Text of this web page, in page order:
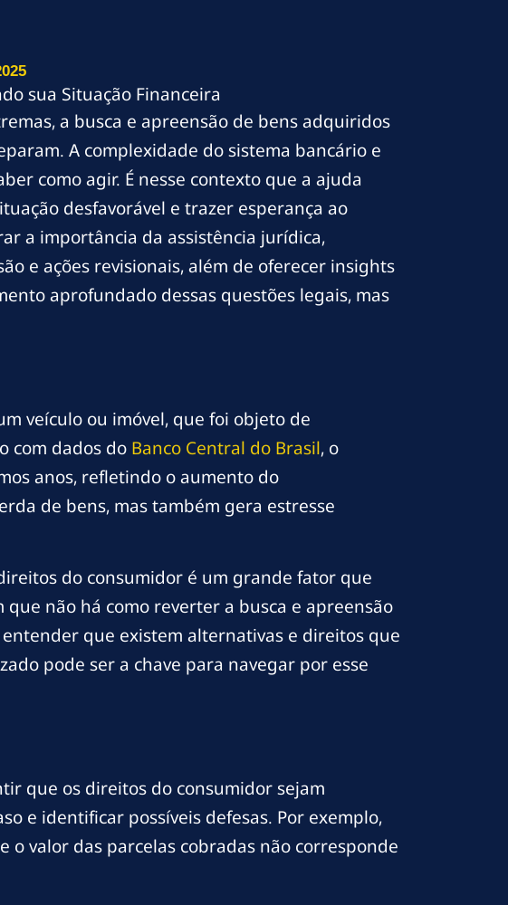
sua Situação Financeira
a busca e apreensão de bens adquiridos
A complexidade do sistema bancário e
como agir. É nesse contexto que a ajuda
desfavorável e trazer esperança ao
a importância da assistência jurídica,
e ações revisionais, além de oferecer insights
aprofundado dessas questões legais, mas
veículo ou imóvel, que foi objeto de
com dados do Banco Central do Brasil, o
anos, refletindo o aumento do
de bens, mas também gera estresse
do consumidor é um grande fator que
não há como reverter a busca e apreensão
que existem alternativas e direitos que
pode ser a chave para navegar por esse
que os direitos do consumidor sejam
e identificar possíveis defesas. Por exemplo,
o valor das parcelas cobradas não corresponde